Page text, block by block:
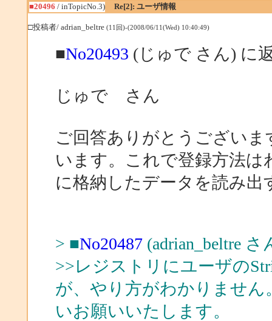
■20496 / inTopicNo.3) Re[2]: ユーザ情報
□投稿者/ adrian_beltre (11回)-(2008/06/11(Wed) 10:40:49)
■No20493 (じゅで さん) に
じゅで さん
ご回答ありがとうござい
います。これで登録方法
に格納したデータを読み
> ■No20487 (adrian_beltre
>>レジストリにユーザの
が、やり方がわかりませ
いお願いいたします。